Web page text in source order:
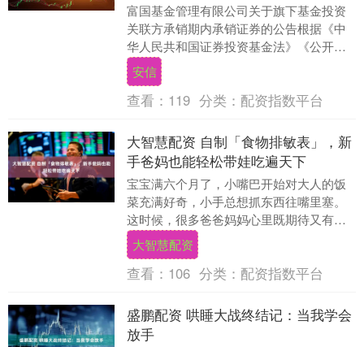
富国基金管理有限公司关于旗下基金投资
关联方承销期内承销证券的公告根据《中
华人民共和国证券投资基金法》《公开募
集证券投资基金运作管理办法》《公开募
集证券投资基金信....
安信
查看： 119 分类： 配资指数平台
大智慧配资 自制「食物排敏表」，新
手爸妈也能轻松带娃吃遍天下
宝宝满六个月了，小嘴巴开始对大人的饭
菜充满好奇，小手总想抓东西往嘴里塞。
这时候，很多爸爸妈妈心里既期待又有点
小紧张：第一口辅食该吃什么？会不会过
敏？怎么知道宝宝....
大智慧配资
查看： 106 分类： 配资指数平台
盛鹏配资 哄睡大战终结记：当我学会
放手